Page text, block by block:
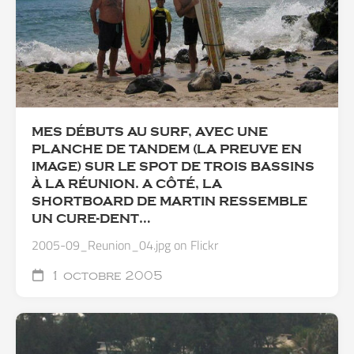
MES DÉBUTS AU SURF, AVEC UNE
PLANCHE DE TANDEM (LA PREUVE EN
IMAGE) SUR LE SPOT DE TROIS BASSINS
À LA RÉUNION. A CÔTÉ, LA
SHORTBOARD DE MARTIN RESSEMBLE
UN CURE-DENT…
2005-09_Reunion_04.jpg on Flickr
1 octobre 2005